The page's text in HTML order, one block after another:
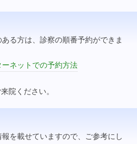
る方は、診察の順番予約ができま
ネットでの予約方法
院ください。
を載せていますので、ご参考にし